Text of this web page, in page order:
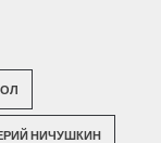
НИЧУШКИН